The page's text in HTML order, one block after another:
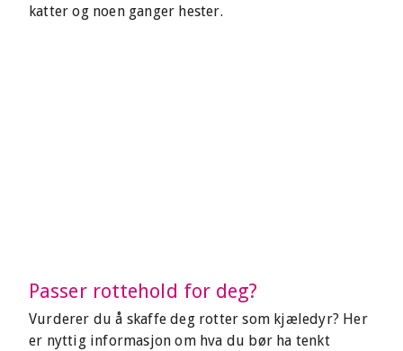
katter og noen ganger hester.
Passer rottehold for deg?
Vurderer du å skaffe deg rotter som kjæledyr? Her
er nyttig informasjon om hva du bør ha tenkt